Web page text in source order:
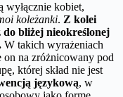
wyłącznie kobiet,
koleżanki. Z kolei
do bliżej nieokreślonej
W takich wyrażeniach
on na zróżnicowany pod
której skład nie jest
językową, w